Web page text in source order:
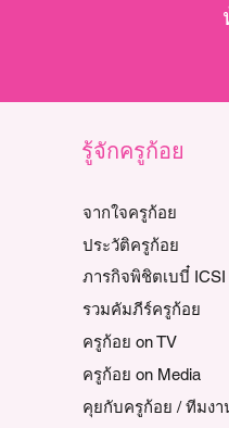
รู้จักครูก้อย
จากใจครูก้อย
ประวัติครูก้อย
ภารกิจพิชิตเบบี๋
รวมคัมภีร์ครูก้อย
ครูก้อย on TV
ครูก้อย on Media
คุยกับครูก้อย / ทีมงา